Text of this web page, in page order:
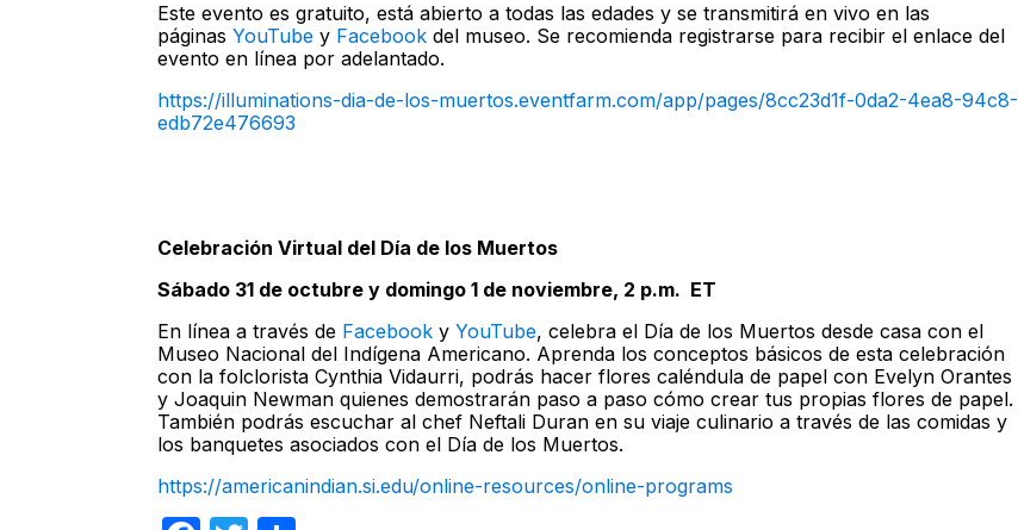
Este evento es gratuito, está abierto a todas las edades y se transmitirá en vivo en las
páginas YouTube y Facebook del museo. Se recomienda registrarse para recibir el enlace del
evento en línea por adelantado.
https://illuminations-dia-de-los-muertos.eventfarm.com/app/pages/8cc23d1f-0da2-4ea8-94c8-
edb72e476693
Celebración Virtual del Día de los Muertos
Sábado 31 de octubre y domingo 1 de noviembre, 2 p.m. ET
En línea a través de Facebook y YouTube, celebra el Día de los Muertos desde casa con el
Museo Nacional del Indígena Americano. Aprenda los conceptos básicos de esta celebración
con la folclorista Cynthia Vidaurri, podrás hacer flores caléndula de papel con Evelyn Orantes
y Joaquin Newman quienes demostrarán paso a paso cómo crear tus propias flores de papel.
También podrás escuchar al chef Neftali Duran en su viaje culinario a través de las comidas y
los banquetes asociados con el Día de los Muertos.
https://americanindian.si.edu/online-resources/online-programs